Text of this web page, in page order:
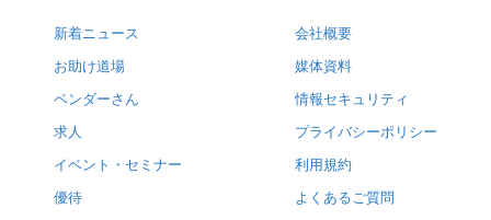
新着ニュース
お助け道場
ベンダーさん
求人
イベント・セミナー
優待
会社概要
媒体資料
情報セキュリティ
プライバシーポリシー
利用規約
よくあるご質問